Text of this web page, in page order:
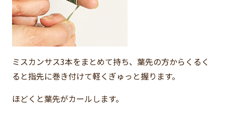
ミスカンサス3本をまとめて持ち、葉先の方からくるく
ると指先に巻き付けて軽くぎゅっと握ります。
ほどくと葉先がカールします。